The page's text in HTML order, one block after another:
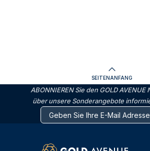
SEITENANFANG
ABONNIEREN Sie den GOLD
über unsere Sonderangebote